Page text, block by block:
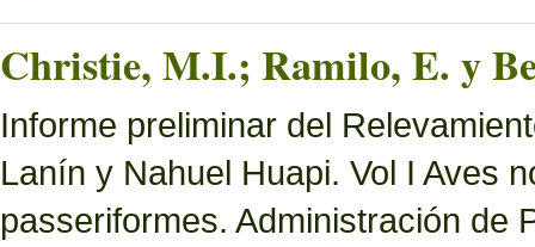
Christie, M.I.; Ramilo, E. y
Informe preliminar del
Lanín y Nahuel Huapi. Vol I Aves
passeriformes. Administración de